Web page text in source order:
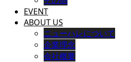
EVENT
ABOUT US
ニューハレについて
企業理念
会社概要